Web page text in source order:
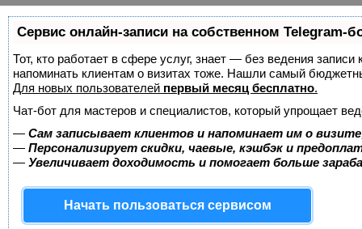
Сервис онлайн-записи на собственном Telegram-
Тот, кто работает в сфере услуг, знает — без ведения
напоминать клиентам о визитах тоже. Нашли самый
Для новых пользователей первый месяц бесплатно.
Чат-бот для мастеров и специалистов, который упрощает
— Сам записывает клиентов и напоминает им о
— Персонализирует скидки, чаевые, кэшбэк и
— Увеличивает доходимость и помогает больше
Начать пользоваться сервисом